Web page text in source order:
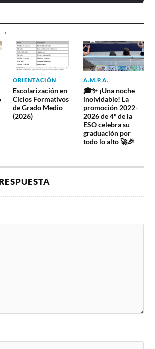
→
ORIENTACIÓN
Escolarización en
Ciclos Formativos
de Grado Medio
(2026)
A.M.P.A.
🎓✨ ¡Una noche
inolvidable! La
promoción 2022-
2026 de 4º de la
ESO celebra su
graduación por
todo lo alto 🚀🎉